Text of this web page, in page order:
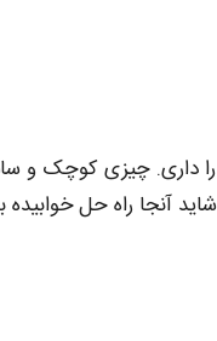
داری. چیزی کوچک و
آنجا راه‌ حل خوابیده